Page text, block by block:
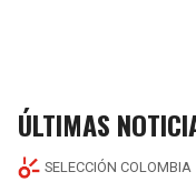
ÚLTIMAS
SELECCIÓN COLOMBIA